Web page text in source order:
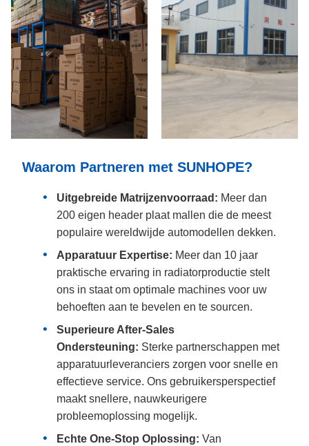
Waarom Partneren met SUNHOPE?
Uitgebreide Matrijzenvoorraad: Meer dan
200 eigen header plaat mallen die de meest
populaire wereldwijde automodellen dekken.
Apparatuur Expertise: Meer dan 10 jaar
praktische ervaring in radiatorproductie stelt
ons in staat om optimale machines voor uw
behoeften aan te bevelen en te sourcen.
Superieure After-Sales
Ondersteuning: Sterke partnerschappen met
apparatuurleveranciers zorgen voor snelle en
effectieve service. Ons gebruikersperspectief
maakt snellere, nauwkeurigere
probleemoplossing mogelijk.
Echte One-Stop Oplossing: Van